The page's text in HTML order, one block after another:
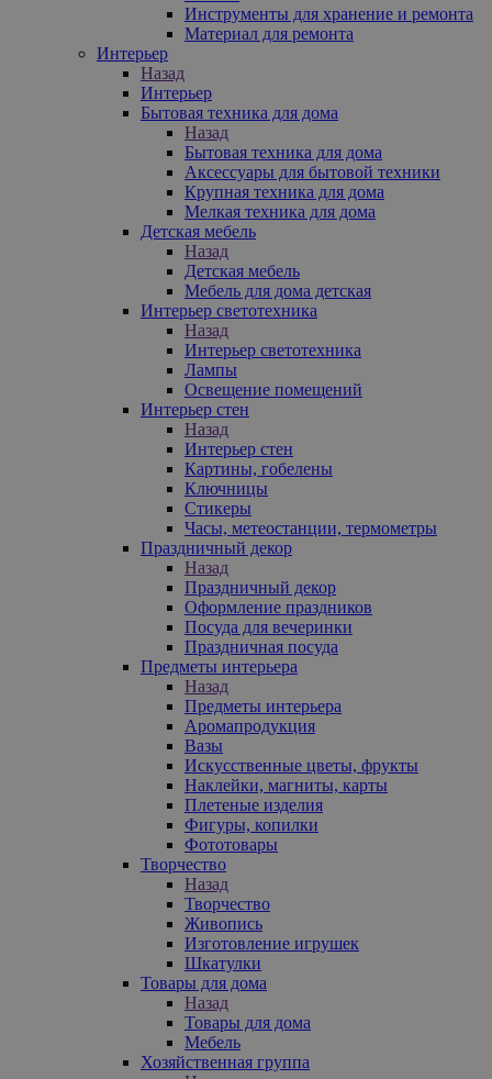
Инструменты для хранение и ремонта
Материал для ремонта
Интерьер
Назад
Интерьер
Бытовая техника для дома
Назад
Бытовая техника для дома
Аксессуары для бытовой техники
Крупная техника для дома
Мелкая техника для дома
Детская мебель
Назад
Детская мебель
Мебель для дома детская
Интерьер светотехника
Назад
Интерьер светотехника
Лампы
Освещение помещений
Интерьер стен
Назад
Интерьер стен
Картины, гобелены
Ключницы
Стикеры
Часы, метеостанции, термометры
Праздничный декор
Назад
Праздничный декор
Оформление праздников
Посуда для вечеринки
Праздничная посуда
Предметы интерьера
Назад
Предметы интерьера
Аромапродукция
Вазы
Искусственные цветы, фрукты
Наклейки, магниты, карты
Плетеные изделия
Фигуры, копилки
Фототовары
Творчество
Назад
Творчество
Живопись
Изготовление игрушек
Шкатулки
Товары для дома
Назад
Товары для дома
Мебель
Хозяйственная группа